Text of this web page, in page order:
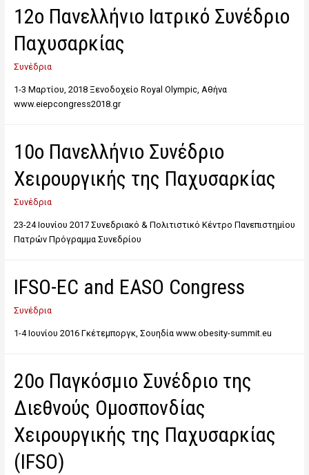
12ο Πανελλήνιο Ιατρικό Συνέδριο
Παχυσαρκίας
Συνέδρια
1-3 Μαρτίου, 2018 Ξενοδοχείο Royal Olympic, Αθήνα
www.eiepcongress2018.gr
10o Πανελλήνιο Συνέδριο
Χειρουργικής της Παχυσαρκίας
Συνέδρια
23-24 Ιουνίου 2017 Συνεδριακό & Πολιτιστικό Κέντρο Πανεπιστημίου
Πατρών Πρόγραμμα Συνεδρίου
IFSO-EC and EASO Congress
Συνέδρια
1-4 Ιουνίου 2016 Γκέτεμπoργκ, Σουηδία www.obesity-summit.eu
20ο Παγκόσμιο Συνέδριο της
Διεθνούς Ομοσπονδίας
Χειρουργικής της Παχυσαρκίας
(IFSO)